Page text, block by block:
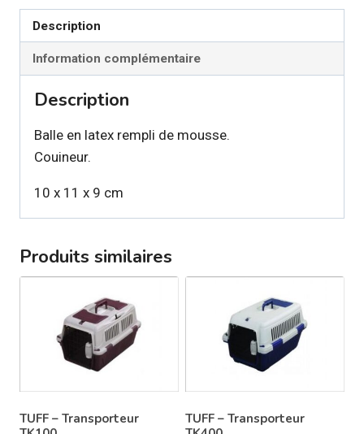
Jouet
Balle
poisson
clown
pour
chien
Description
Information complémentaire
Description
Balle en latex rempli de mousse.
Couineur.
10 x 11 x 9 cm
Produits similaires
TUFF – Transporteur
TUFF – Transporteur